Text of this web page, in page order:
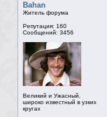
Bahan
Житель форума
Репутация: 160
Сообщений: 3456
Великий и Ужасный,
широко известный в узких
кругах